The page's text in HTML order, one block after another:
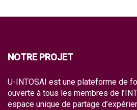
NOTRE PROJET
U-INTOSAI est une plateforme de
ouverte à tous les membres de
espace unique de partage